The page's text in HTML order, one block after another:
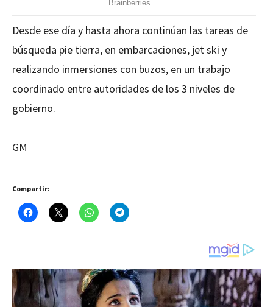
Desde ese día y hasta ahora continúan las tareas de
búsqueda pie tierra, en embarcaciones, jet ski y
realizando inmersiones con buzos, en un trabajo
coordinado entre autoridades de los 3 niveles de
gobierno.
GM
Compartir: